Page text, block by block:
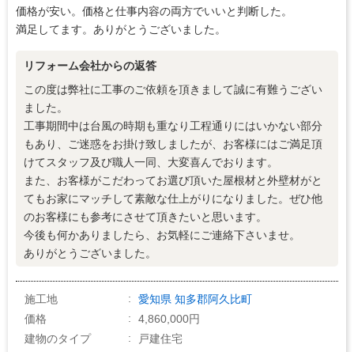
価格の納得感 5
価格が安い。価格と仕事内容の両方でいいと判断した。
満足してます。ありがとうございました。
リフォーム会社からの返答
この度は弊社に工事のご依頼を頂きまして誠に有難うござい
ました。
工事期間中は台風の時期も重なり工程通りにはいかない部分
もあり、ご迷惑をお掛け致しましたが、お客様にはご満足頂
けてスタッフ及び職人一同、大変喜んでおります。
また、お客様がこだわってお選び頂いた屋根材と外壁材がと
てもお家にマッチして素敵な仕上がりになりました。ぜひ他
のお客様にも参考にさせて頂きたいと思います。
今後も何かありましたら、お気軽にご連絡下さいませ。
ありがとうございました。
施工地 愛知県 知多郡阿久比町
価格
4,860,000円
建物のタイプ
戸建住宅